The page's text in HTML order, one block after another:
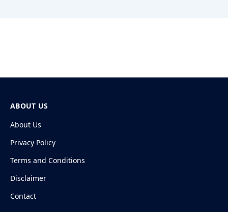
ABOUT US
About Us
Privacy Policy
Terms and Conditions
Disclaimer
Contact